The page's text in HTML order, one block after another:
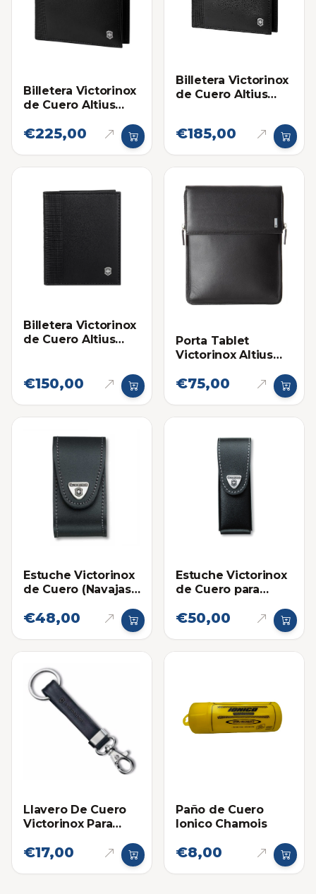
Billetera Victorinox
de Cuero Altius
€225,00
Billetera Victorinox
de Cuero Altius
€185,00
Billetera Victorinox
de Cuero Altius
€150,00
Porta Tablet
Victorinox Altius
€75,00
Estuche Victorinox
de Cuero (Navajas
€48,00
Estuche Victorinox
de Cuero para
€50,00
Llavero De Cuero
Victorinox Para
€17,00
Paño de Cuero
Ionico Chamois
€8,00